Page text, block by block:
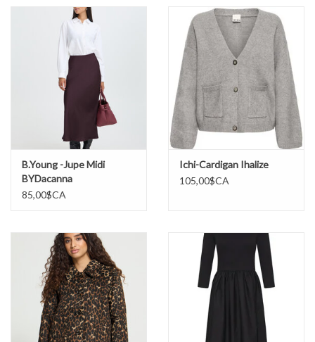
B.Young -Jupe Midi
BYDacanna
85,00$CA
Ichi-Cardigan Ihalize
105,00$CA